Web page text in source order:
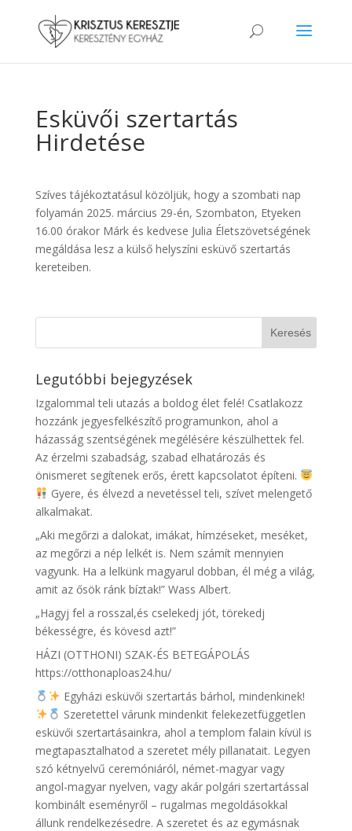
Esküvői szertartás
Hirdetése
Szíves tájékoztatásul közöljük, hogy a szombati nap
folyamán 2025. március 29-én, Szombaton, Etyeken
16.00 órakor Márk és kedvese Julia Életszövetségének
megáldása lesz a külső helyszíni esküvő szertartás
kereteiben.
Legutóbbi bejegyzések
Izgalommal teli utazás a boldog élet felé! Csatlakozz
hozzánk jegyesfelkészítő programunkon, ahol a
házasság szentségének megélésére készülhettek fel.
Az érzelmi szabadság, szabad elhatározás és
önismeret segítenek erős, érett kapcsolatot építeni.
Gyere, és élvezd a nevetéssel teli, szívet melengető
alkalmakat.
„Aki megőrzi a dalokat, imákat, hímzéseket, meséket,
az megőrzi a nép lelkét is. Nem számít mennyien
vagyunk. Ha a lelkünk magyarul dobban, él még a világ,
amit az ősök ránk bíztak!” Wass Albert.
„Hagyj fel a rosszal,és cselekedj jót, törekedj
békességre, és kövesd azt!”
HÁZI (OTTHONI) SZAK-ÉS BETEGÁPOLÁS
https://otthonaploas24.hu/
Egyházi esküvői szertartás bárhol, mindenkinek!
Szeretettel várunk mindenkit felekezetfüggetlen
esküvői szertartásainkra, ahol a templom falain kívül is
megtapasztalhatod a szeretet mély pillanatait. Legyen
szó kétnyelvű ceremóniáról, német-magyar vagy
angol-magyar nyelven, vagy akár polgári szertartással
kombinált eseményről – rugalmas megoldásokkal
állunk rendelkezésedre. A szeretet és az egymásnak